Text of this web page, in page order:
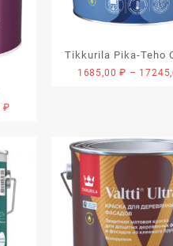
₽
15605,00 ₽
Tikkurila Pika-Teho
1685,00₽ –